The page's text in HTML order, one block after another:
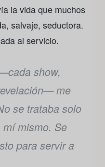
la vida que muchos
salvaje, seductora.
al servicio.
show,
me
se trataba solo
mismo. Se
para servir a